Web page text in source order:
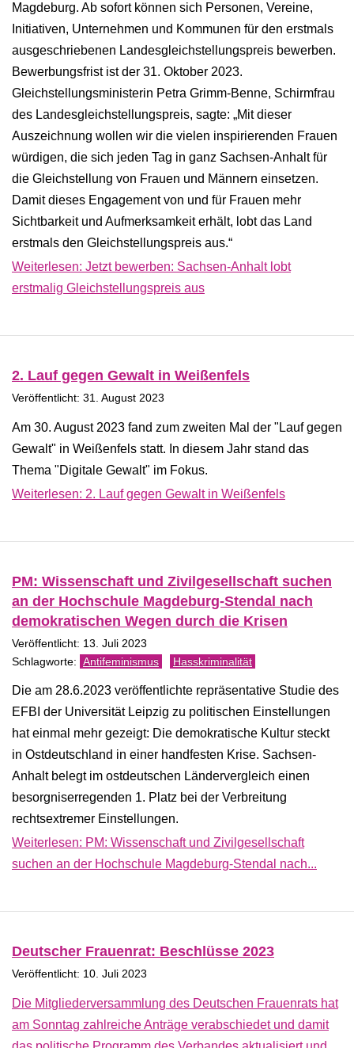
Magdeburg. Ab sofort können sich Personen, Vereine,
Initiativen, Unternehmen und Kommunen für den erstmals
ausgeschriebenen Landesgleichstellungspreis bewerben.
Bewerbungsfrist ist der 31. Oktober 2023.
Gleichstellungsministerin Petra Grimm-Benne, Schirmfrau
des Landesgleichstellungspreis, sagte: „Mit dieser
Auszeichnung wollen wir die vielen inspirierenden Frauen
würdigen, die sich jeden Tag in ganz Sachsen-Anhalt für
die Gleichstellung von Frauen und Männern einsetzen.
Damit dieses Engagement von und für Frauen mehr
Sichtbarkeit und Aufmerksamkeit erhält, lobt das Land
erstmals den Gleichstellungspreis aus.“
Weiterlesen: Jetzt bewerben: Sachsen-Anhalt lobt
erstmalig Gleichstellungspreis aus
2. Lauf gegen Gewalt in Weißenfels
Veröffentlicht: 31. August 2023
Am 30. August 2023 fand zum zweiten Mal der "Lauf gegen
Gewalt" in Weißenfels statt. In diesem Jahr stand das
Thema "Digitale Gewalt" im Fokus.
Weiterlesen: 2. Lauf gegen Gewalt in Weißenfels
PM: Wissenschaft und Zivilgesellschaft suchen
an der Hochschule Magdeburg-Stendal nach
demokratischen Wegen durch die Krisen
Veröffentlicht: 13. Juli 2023
Antifeminismus Hasskriminalität
Die am 28.6.2023 veröffentlichte repräsentative Studie des
EFBI der Universität Leipzig zu politischen Einstellungen
hat einmal mehr gezeigt: Die demokratische Kultur steckt
in Ostdeutschland in einer handfesten Krise. Sachsen-
Anhalt belegt im ostdeutschen Ländervergleich einen
besorgniserregenden 1. Platz bei der Verbreitung
rechtsextremer Einstellungen.
Weiterlesen: PM: Wissenschaft und Zivilgesellschaft
suchen an der Hochschule Magdeburg-Stendal nach...
Deutscher Frauenrat: Beschlüsse 2023
Veröffentlicht: 10. Juli 2023
Die Mitgliederversammlung des Deutschen Frauenrats hat
am Sonntag zahlreiche Anträge verabschiedet und damit